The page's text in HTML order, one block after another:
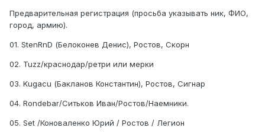
Предварительная регистрация (просьба указывать ник, ФИО,
город, армию).
01. StenRnD (Белоконев Денис), Ростов, Скорн
02. Tuzz/краснодар/ретри или мерки
03. Kugacu (Бакланов Константин), Ростов, Сигнар
04. Rondebar/Ситьков Иван/Ростов/Наемники.
05. Set /Коноваленко Юрий / Ростов / Легион